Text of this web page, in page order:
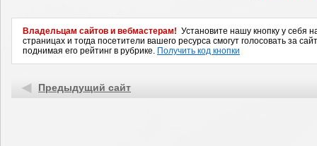
Владельцам сайтов и вебмастерам! Установите нашу кнопку у себя
страницах и тогда посетители вашего ресурса смогут голосовать за
поднимая его рейтинг в рубрике. Получить код кнопки
Предыдущий сайт